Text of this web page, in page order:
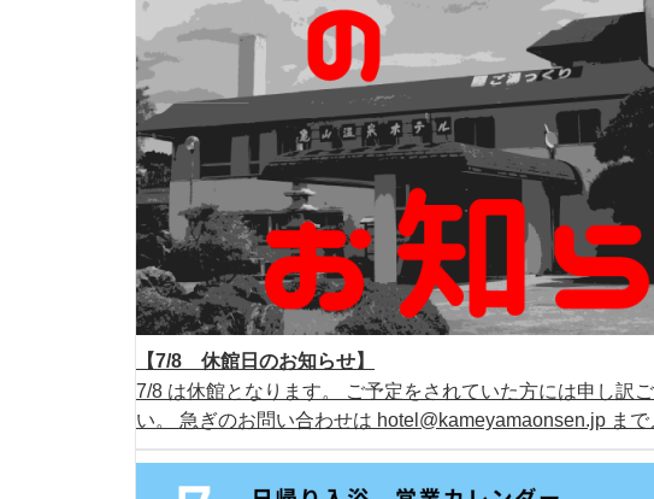
【7/8 休館日のお知らせ】
7/8 は休館となります。 ご予定をされていた方には申し訳
い。 急ぎのお問い合わせは hotel@kameyamaonsen.jp まで